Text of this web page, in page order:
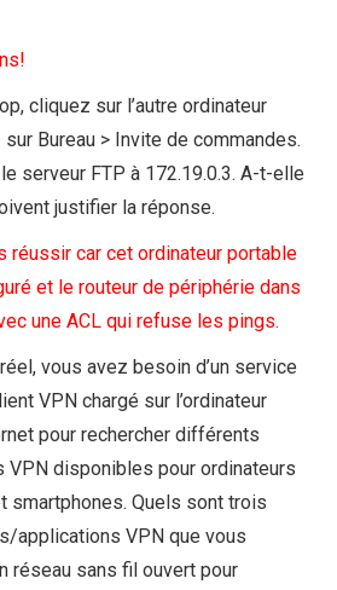
cliquez sur l’autre ordinateur
Bureau > Invite de commandes.
serveur FTP à 172.19.0.3. A-t-elle
justifier la réponse.
réussir car cet ordinateur portable
et le routeur de périphérie dans
une ACL qui refuse les pings.
vous avez besoin d’un service
VPN chargé sur l’ordinateur
pour rechercher différents
disponibles pour ordinateurs
smartphones. Quels sont trois
applications VPN que vous
réseau sans fil ouvert pour